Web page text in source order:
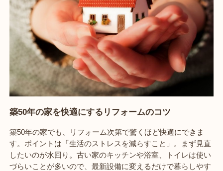
築50年の家を快適にするリフォームのコツ
築50年の家でも、リフォーム次第で驚くほど快適にできま
す。ポイントは「生活のストレスを減らすこと」。まず見直
したいのが水回り。古い家のキッチンや浴室、トイレは使い
づらいことが多いので、最新設備に変えるだけで暮らしやす